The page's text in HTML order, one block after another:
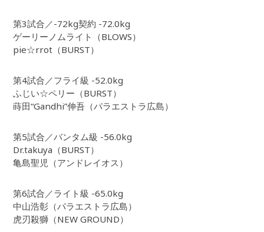
第3試合／-72kg契約 -72.0kg
ゲーリーノムライト（BLOWS）
pie☆rrot（BURST）
第4試合／フライ級 -52.0kg
ふじい☆ペリー（BURST）
蒔田“Gandhi”伸吾（パラエストラ広島）
第5試合／バンタム級 -56.0kg
Dr.takuya（BURST）
亀島聖児（アンドレイオス）
第6試合／ライト級 -65.0kg
中山浩彰（パラエストラ広島）
虎刃殺獅（NEW GROUND）